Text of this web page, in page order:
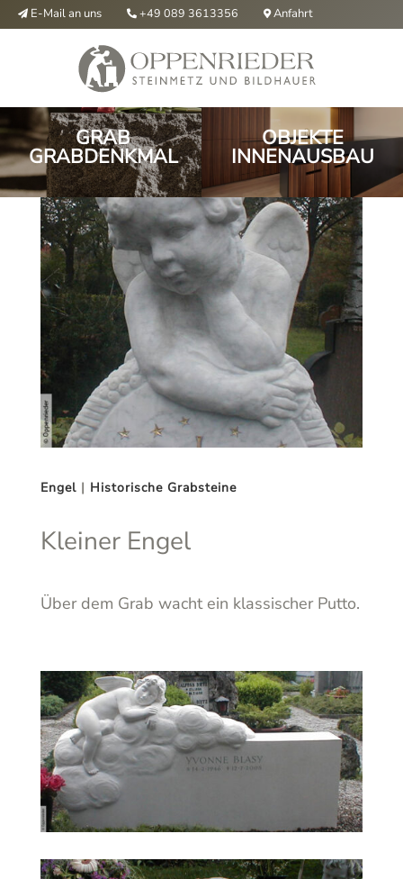
 E-Mail an uns  +49 089 3613356  Anfahrt
GRAB
GRABDENKMAL
OBJEKTE
INNENAUSBAU
Engel| Historische Grabsteine
Kleiner Engel
Über dem Grab wacht ein klassischer Putto.